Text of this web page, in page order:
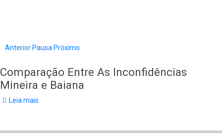
Anterior Pausa Próximo
Comparação Entre As Inconfidências
Mineira e Baiana
Leia mais
Inconfidências